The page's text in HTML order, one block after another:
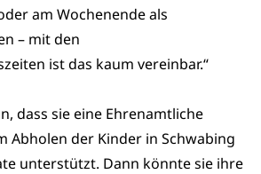
am Wochenende als
– mit den
ist das kaum vereinbar.“
dass sie eine Ehrenamtliche
Abholen der Kinder in Schwabing
unterstützt. Dann könnte sie ihre